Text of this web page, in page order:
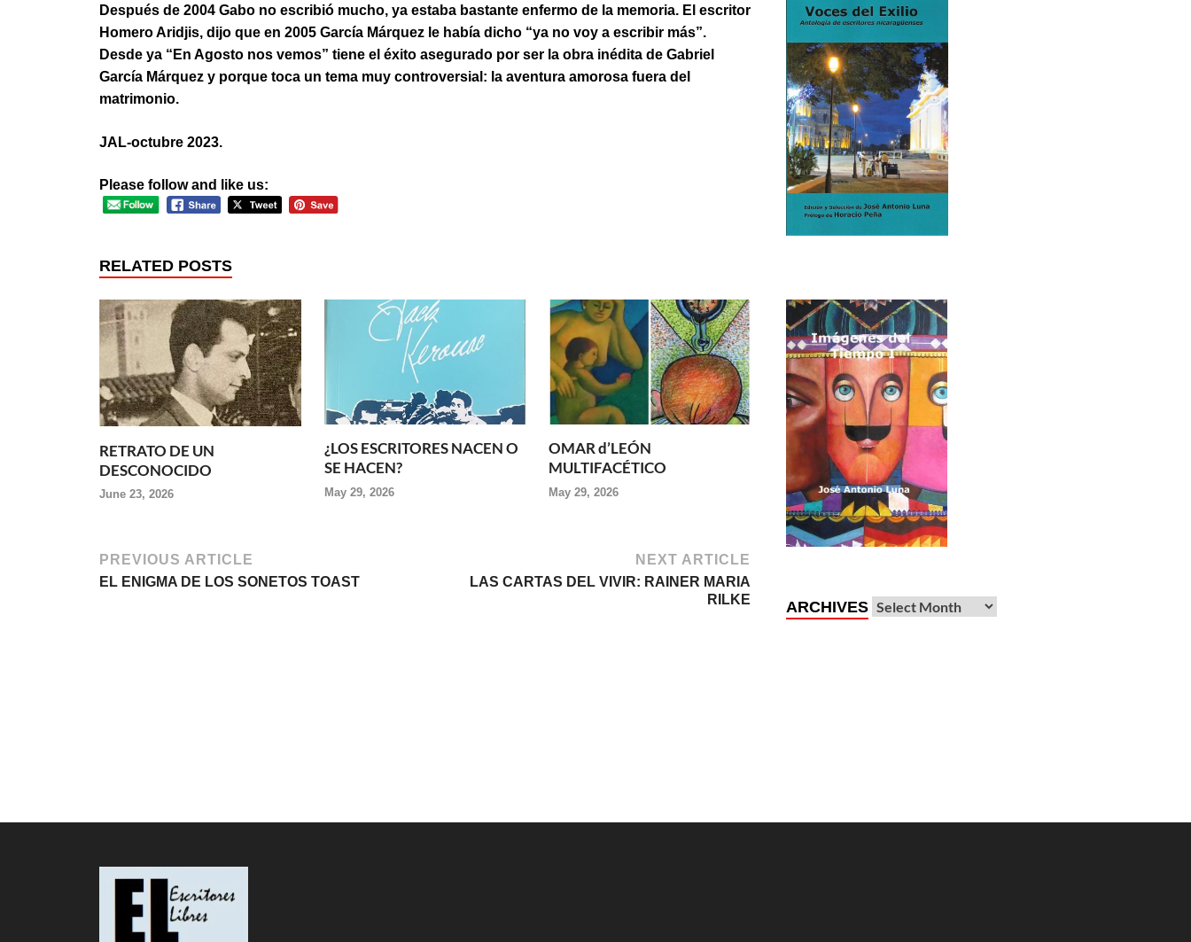
Después de 2004 Gabo no escribió mucho, ya estaba bastante enfermo de la memoria. El escritor
Homero Aridjis, dijo que en 2005 García Márquez le había dicho “ya no voy a escribir más”.
Desde ya “En Agosto nos vemos” tiene el éxito asegurado por ser la obra inédita de Gabriel
García Márquez y porque toca un tema muy controversial: la aventura amorosa fuera del
matrimonio.
JAL-octubre 2023.
Please follow and like us:
RELATED POSTS
RETRATO DE UN
DESCONOCIDO
June 23, 2026
¿LOS ESCRITORES NACEN O
SE HACEN?
May 29, 2026
OMAR d’LEÓN
MULTIFACÉTICO
May 29, 2026
PREVIOUS ARTICLE
EL ENIGMA DE LOS SONETOS TOAST
NEXT ARTICLE
LAS CARTAS DEL VIVIR: RAINER MARIA
RILKE
ARCHIVES